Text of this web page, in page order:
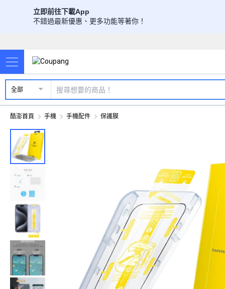
立即前往下載App
不錯過最新優惠、更多功能等著你！
全部
酷澎首頁 手機 手機配件 保護膜